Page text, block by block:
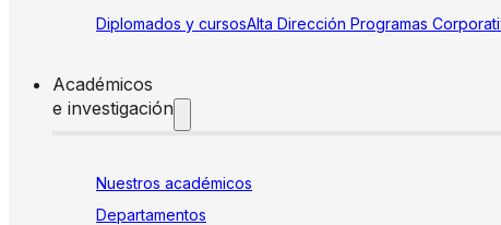
Diplomados y cursosAlta Dirección Programas
Académicos
e investigación
Nuestros académicos
Departamentos